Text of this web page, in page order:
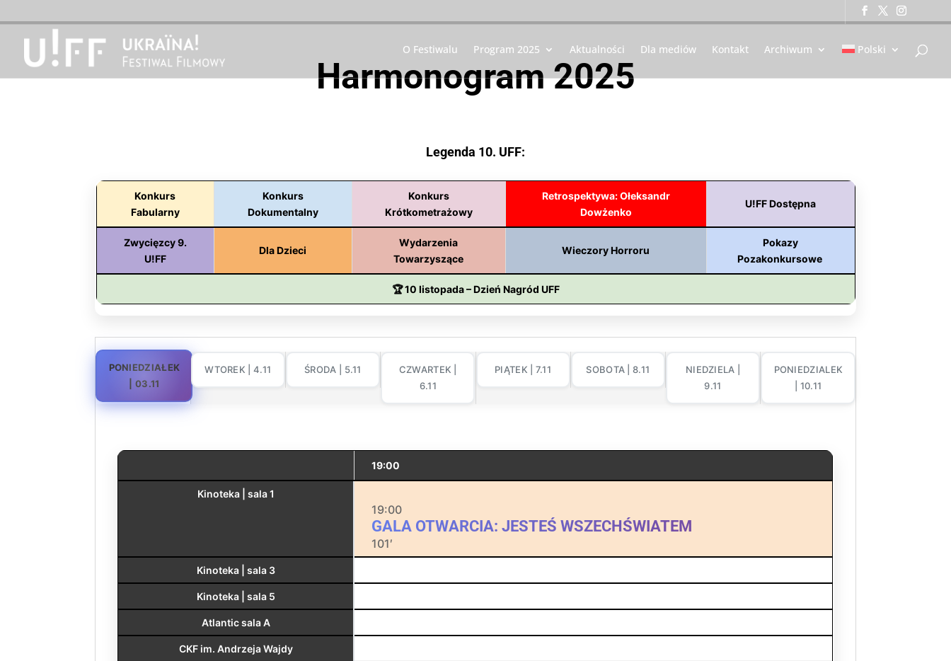
O Festiwalu Program 2025 Aktualności Dla mediów Kontakt Archiwum Polski
Harmonogram 2025
Legenda 10. UFF:
Konkurs
Fabularny
Konkurs
Dokumentalny
Konkurs
Krótkometrażowy
Retrospektywa: Ołeksandr
Dowżenko
U!FF Dostępna
Zwycięzcy 9.
U!FF
Dla Dzieci
Wydarzenia
Towarzyszące
Wieczory Horroru
Pokazy
Pozakonkursowe
🏆 10 listopada – Dzień Nagród UFF
PONIEDZIAŁEK
| 03.11
WTOREK | 4.11 ŚRODA | 5.11
CZWARTEK |
6.11
PIĄTEK | 7.11 SOBOTA | 8.11
NIEDZIELA |
9.11
PONIEDZIALEK
| 10.11
19:00
Kinoteka | sala 1
19:00
GALA OTWARCIA: JESTEŚ WSZECHŚWIATEM
101′
Kinoteka | sala 3
Kinoteka | sala 5
Atlantic sala A
CKF im. Andrzeja Wajdy